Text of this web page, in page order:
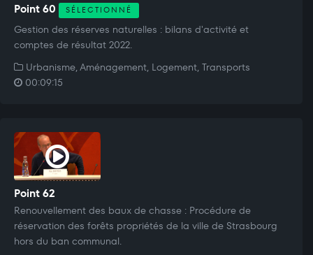
Point 60 SÉLECTIONNÉ
Gestion des réserves naturelles : bilans d'activité et
comptes de résultat 2022.
Urbanisme, Aménagement, Logement, Transports
00:09:15
Point 62
Renouvellement des baux de chasse : Procédure de
réservation des forêts propriétés de la ville de Strasbourg
hors du ban communal.